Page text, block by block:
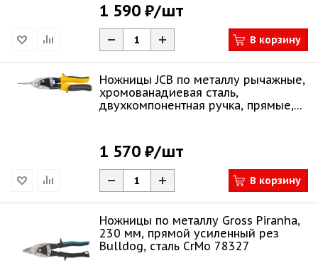
1 590 ₽/шт
В корзину
Ножницы JCB по металлу рычажные,
хромованадиевая сталь,
двухкомпонентная ручка, прямые,
1 570 ₽/шт
В корзину
Ножницы по металлу Gross Piranha,
230 мм, прямой усиленный рез
Bulldog, сталь СrMo 78327